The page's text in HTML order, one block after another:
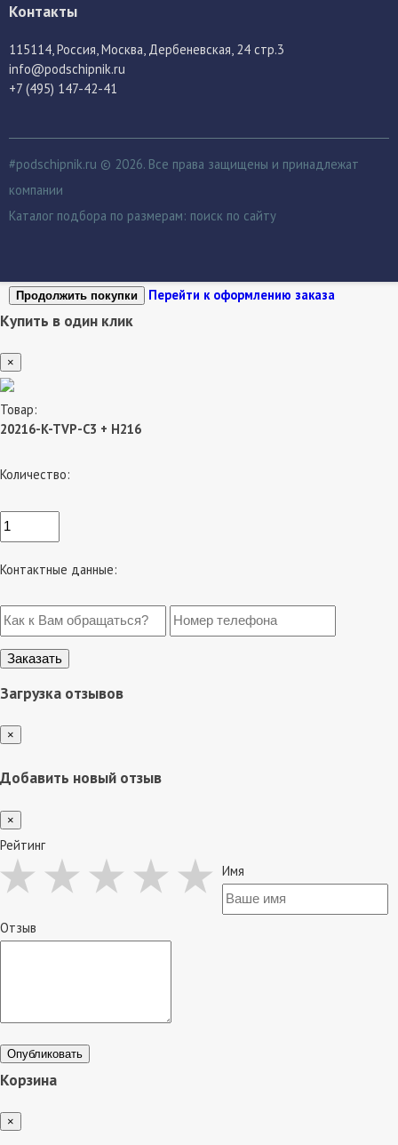
Контакты
115114 , Россия, Москва, Дербеневская, 24 стр.3
info@podschipnik.ru
+7 (495) 147-42-41
#podschipnik.ru © 2026. Все права защищены и принадлежат
компании
Каталог подбора по размерам: поиск по сайту
Продолжить покупки Перейти к оформлению заказа
Купить в один клик
×
Товар:
20216-K-TVP-C3 + H216
Количество:
Контактные данные:
Загрузка отзывов
×
Добавить новый отзыв
×
Рейтинг
Имя
Отзыв
Опубликовать
Корзина
×